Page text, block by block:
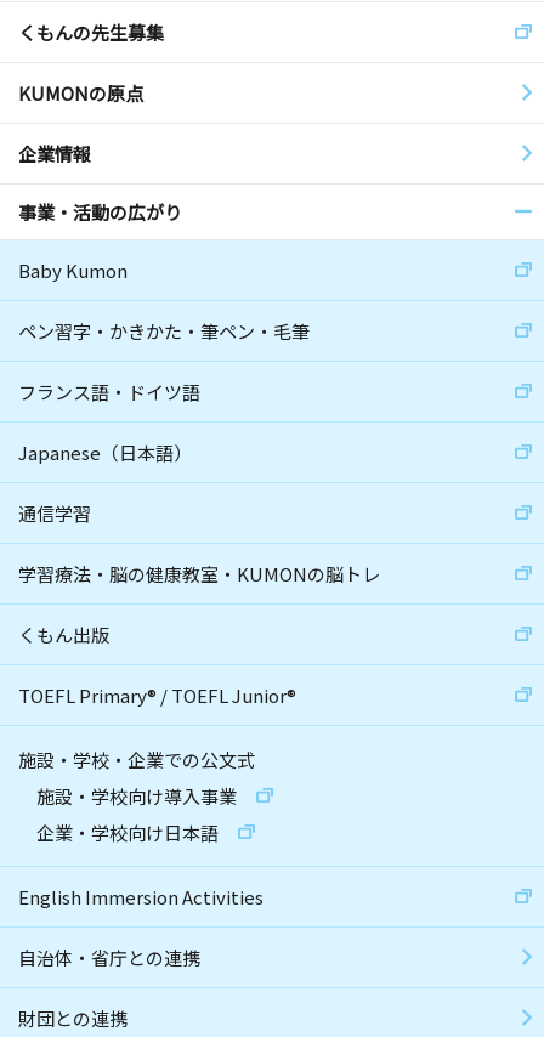
くもんの先生募集
KUMONの原点
企業情報
事業・活動の広がり
Baby Kumon
ペン習字・かきかた・筆ペン・毛筆
フランス語・ドイツ語
Japanese（日本語）
通信学習
学習療法・脳の健康教室・KUMONの脳トレ
くもん出版
TOEFL Primary® /TOEFL Junior®
施設・学校・企業での公文式
施設・学校向け導入事業
企業・学校向け日本語
English Immersion Activities
自治体・省庁との連携
財団との連携